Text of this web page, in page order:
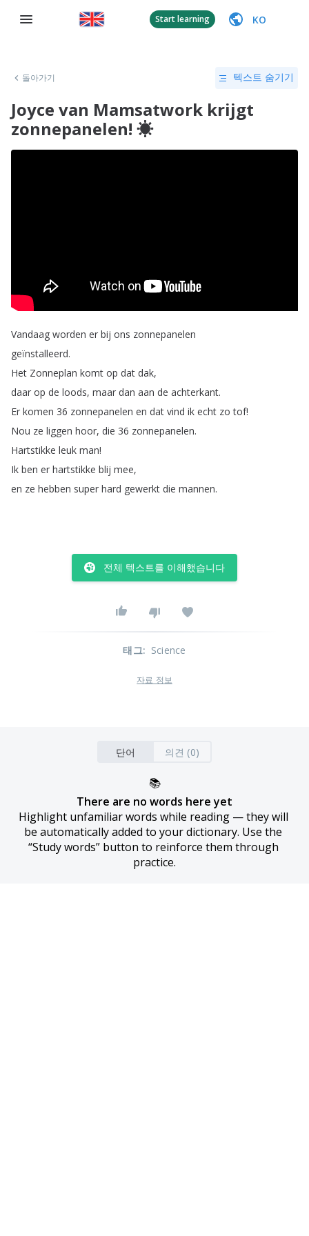
Start learning KO
돌아가기 텍스트 숨기기
Joyce van Mamsatwork krijgt
zonnepanelen! ☀
Vandaag worden er bij ons zonnepanelen
geïnstalleerd.
Het Zonneplan komt op dat dak,
daar op de loods, maar dan aan de achterkant.
Er komen 36 zonnepanelen en dat vind ik echt zo tof!
Nou ze liggen hoor, die 36 zonnepanelen.
Hartstikke leuk man!
Ik ben er hartstikke blij mee,
en ze hebben super hard gewerkt die mannen.
전체 텍스트를 이해했습니다
태그: Science
자료 정보
단어 의견 (0)
📚
There are no words here yet
Highlight unfamiliar words while reading — they will
be automatically added to your dictionary. Use the
“Study words” button to reinforce them through
practice.